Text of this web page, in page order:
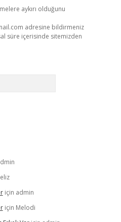
aykırı olduğunu
adresine bildirmeniz
süre içerisinde sitemizden
için admin
için Melodi